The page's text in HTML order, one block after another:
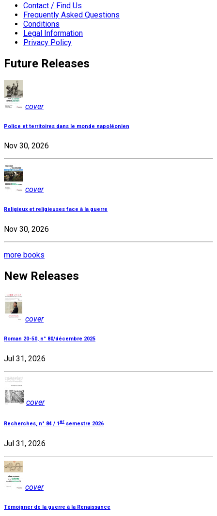
Contact / Find Us
Frequently Asked Questions
Conditions
Legal Information
Privacy Policy
Future Releases
cover
Police et territoires dans le monde napoléonien
Nov 30, 2026
cover
Religieux et religieuses face à la guerre
Nov 30, 2026
more books
New Releases
cover
Roman 20-50, n° 80/décembre 2025
Jul 31, 2026
cover
Recherches, n° 84 / 1er semestre 2026
Jul 31, 2026
cover
Témoigner de la guerre à la Renaissance